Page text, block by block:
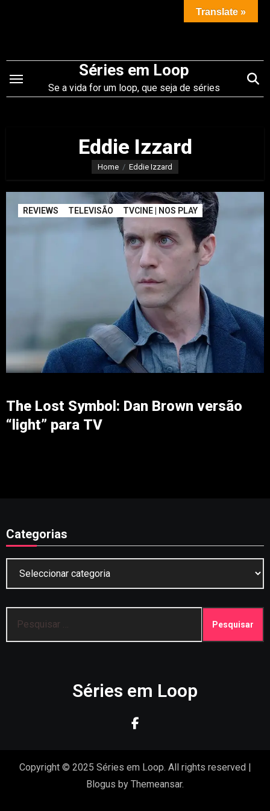
conteúdo
Séries em Loop
Se a vida for um loop, que seja de séries
Eddie Izzard
Home Eddie Izzard
REVIEWS TELEVISÃO TVCINE | NOS PLAY
The Lost Symbol: Dan Brown versão
“light” para TV
Categorias
por:
Séries em Loop
Copyright © 2025 Séries em Loop. All rights reserved |
Blogus by Themeansar.
Translate »